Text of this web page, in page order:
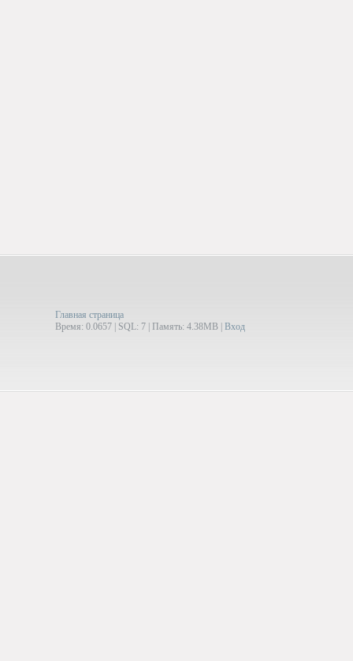
Главная страница
Время: 0.0657 | SQL: 7 | Память: 4.38MB Вход